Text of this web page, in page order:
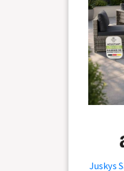
Design
rectiligne &
aspect
dans tout
coin lounge
polyrotin
chiffon
nettoyer ;
Juskys